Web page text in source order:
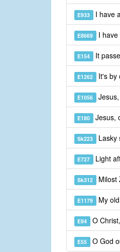
E933 I have
E8669 I have
E154 It
E1262 It's by
E1056 Jesus,
E180 Jesus,
Sk223 Lasky
E727 Light
Sk312 Milost
E1179 My old
E94 O
E55 O God